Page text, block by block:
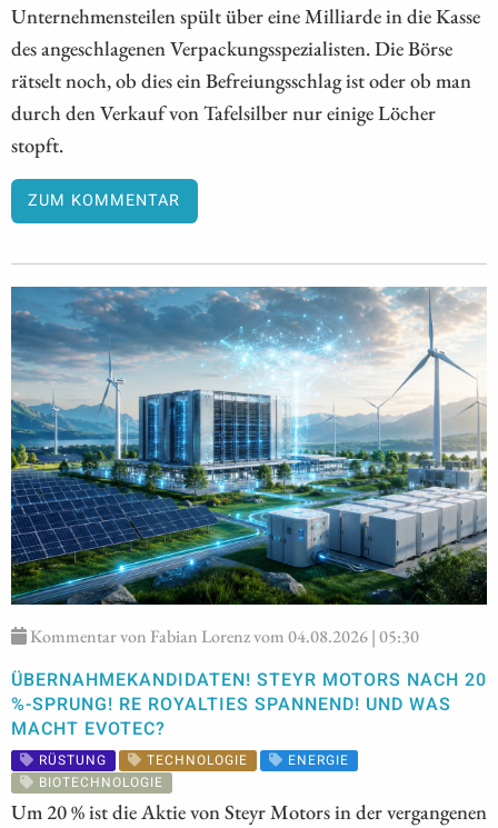
Unternehmensteilen spült über eine Milliarde in die Kasse
des angeschlagenen Verpackungsspezialisten. Die Börse
rätselt noch, ob dies ein Befreiungsschlag ist oder ob man
durch den Verkauf von Tafelsilber nur einige Löcher
stopft.
ZUM KOMMENTAR
Kommentar von Fabian Lorenz vom 04.08.2026 | 05:30
ÜBERNAHMEKANDIDATEN! STEYR MOTORS NACH 20
%-SPRUNG! RE ROYALTIES SPANNEND! UND WAS
MACHT EVOTEC?
RÜSTUNG TECHNOLOGIE
ENERGIE
BIOTECHNOLOGIE
Um 20 % ist die Aktie von Steyr Motors in der vergangenen